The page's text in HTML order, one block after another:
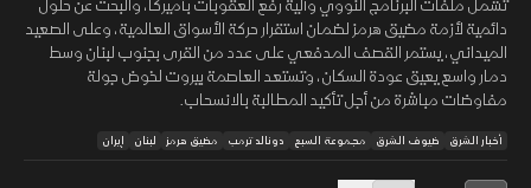
دائمية لأزمة مضيق هرمز لضمان استقرار حركة الأسواق العالمية، وعلى الصعيد
الميداني، يستمر القصف المدفعي على عدد من القرى بجنوب لبنان وسط
دمار واسع يعيق عودة السكان، وتستعد العاصمة بيروت لخوض جولة
مفاوضات مباشرة من أجل تأكيد المطالبة بالانسحاب.
أخبار الشرق ضيوف الشرق مجموعة السبع دونالد ترمب مضيق هرمز لبنان إيران